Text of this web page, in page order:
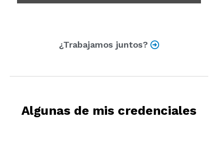
¿Trabajamos juntos?
Algunas de mis credenciales